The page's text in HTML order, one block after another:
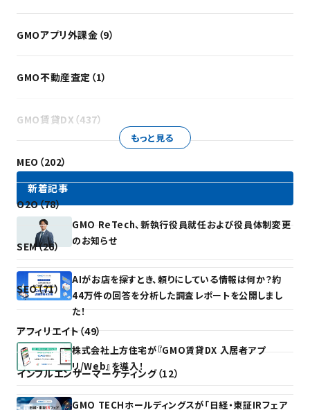
GMOアプリ外課金（9）
GMO不動産査定（1）
GMO賃貸DX（437）
MEO（202）
O2O（78）
SEM（26）
SEO（71）
アフィリエイト（49）
インフルエンサーマーケティング（12）
もっと見る
新着記事
GMO ReTech、新執行役員就任および役員体制変更
のお知らせ
AIがお店を探すとき、頼りにしている情報は何か？約
44万件の回答を分析した調査レポートを公開しまし
た！
株式会社上方住宅が『GMO賃貸DX 入居者アプ
リ/Web』を導入！
GMO TECHホールディングスが「日経・東証IRフェア